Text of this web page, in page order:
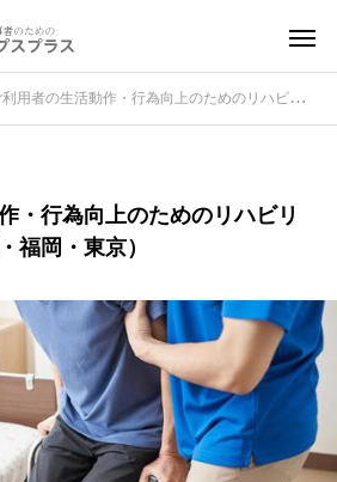
用者の生活動作・行為向上のためのリハビリアプローチ（大阪・福岡・東京）
・行為向上のためのリハビリ
福岡・東京）